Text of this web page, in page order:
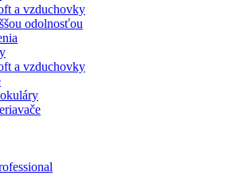
a vzduchovky
odolnosťou
a vzduchovky